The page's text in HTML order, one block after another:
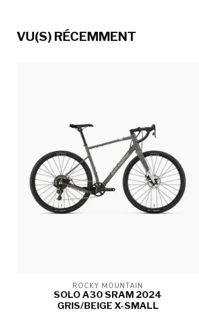
VU(S) RÉCEMMENT
ROCKY MOUNTAIN
SOLO A30 SRAM 2024
GRIS/BEIGE X-SMALL